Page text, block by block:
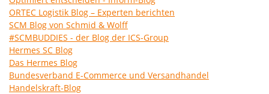
ORTEC Logistik Blog – Experten berichten
SCM Blog von Schmid & Wolff
#SCMBUDDIES - der Blog der ICS-Group
Hermes SC Blog
Das Hermes Blog
Bundesverband E-Commerce und Versandhandel
Handelskraft-Blog